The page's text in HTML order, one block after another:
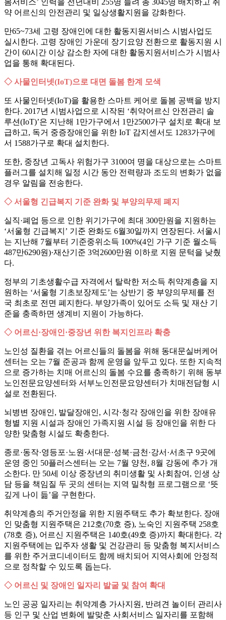
봄서비스’ 인력을 전년대비 255명 늘려 총 3045명 배치하고 취
약 어르신의 안전관리 및 일상생활지원을 강화한다.
만65~73세 고령 장애인에 대한 활동지원서비스 시범사업도
실시한다. 고령 장애인 가운데 장기요양 전환으로 활동지원 시
간이 60시간 이상 감소한 자에 대한 활동지원서비스가 시범사
업을 통해 확대된다.
◇ 사물인터넷(IoT)으로 대면 돌봄 한계 모색
또 사물인터넷(IoT)을 활용한 스마트 케어로 돌봄 공백을 방지
한다. 2017년 시범사업으로 시작된 ‘취약어르신 안전관리 솔
루션(IoT)’은 지난해 1만가구에서 1만2500가구 설치로 확대 보
급하고, 독거 중증장애인을 위한 IoT 감지센서도 1283가구에
서 1588가구로 확대 설치한다.
또한, 중장년 고독사 위험가구 3100여 명을 대상으로는 스마트
플러그를 설치해 일정 시간 동안 전력량과 조도의 변화가 없을
경우 알림을 전송한다.
◇ 서울형 긴급복지 기준 완화 및 부양의무제 폐지
실직·폐업 등으로 인한 위기가구에 최대 300만원을 지원하는
‘서울형 긴급복지’ 기준 완화도 6월30일까지 연장된다. 서울시
는 지난해 7월부터 기준중위소득 100%(4인 가구 기준 월소득
487만6290원)·재산기준 3억2600만원 이하로 지원 문턱을 낮췄
다.
정부의 기초생활수급 자격에서 탈락한 저소득 취약계층을 지
원하는 ‘서울형 기초보장제도’는 상반기 중 부양의무제를 전
국 최초로 전면 폐지한다. 부양가족이 있어도 소득 및 재산 기
준을 충족하면 생계비 지원이 가능하다.
◇ 어르신·장애인·중장년 위한 복지인프라 확충
노인성 질환을 겪는 어르신들의 돌봄을 위해 동대문실버케어
센터는 오는 7월 준공과 함께 운영을 앞두고 있다. 또한 지속적
으로 증가하는 치매 어르신의 돌봄 수요를 충족하기 위해 동부
노인전문요양센터와 서부노인전문요양센터가 치매전담형 시
설로 전환된다.
뇌병변 장애인, 발달장애인, 시각·청각 장애인을 위한 장애유
형별 지원 시설과 장애인 가족지원 시설 등 장애인을 위한 다
양한 맞춤형 시설도 확충한다.
종로·동작·영등포·노원·서대문·성북·금천·강서·서초구 9곳에
운영 중인 50플러스센터는 오는 7월 양천, 8월 강동에 추가 개
소한다. 만 50세 이상 중장년의 취미생활 및 사회참여, 인생 상
담 등을 책임질 두 곳의 센터는 지역 밀착형 프로그램으로 ‘뜻
깊게 나이 듦’을 구현한다.
취약계층의 주거안정을 위한 지원주택도 추가 확보한다. 장애
인 맞춤형 지원주택은 212호(70호 증), 노숙인 지원주택 258호
(78호 증), 어르신 지원주택은 140호(49호 증)까지 확대한다. 각
지원주택에는 입주자 생활 및 건강관리 등 맞춤형 복지서비스
를 위한 주거코디네이터도 함께 배치되어 지역사회에 안정적
으로 정착할 수 있도록 돕는다.
◇ 어르신 및 장애인 일자리 발굴 및 참여 확대
노인 공공 일자리는 취약계층 가사지원, 반려견 놀이터 관리사
등 인구 및 산업 변화에 발맞춘 사회서비스 일자리를 포함해